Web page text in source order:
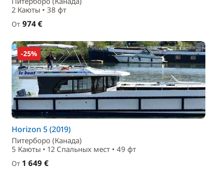
2 Каюты • 38 фт
От 974 €
-25%
Horizon 5 (2019)
Питерборо (Канада)
5 Каюты • 12 Спальныx мест • 49 фт
От 1 649 €